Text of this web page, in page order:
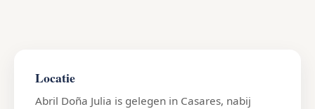
Locatie
Abril Doña Julia is gelegen in Casares, nabij